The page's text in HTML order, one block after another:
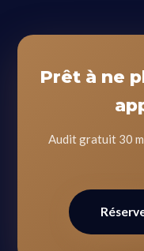
Prêt à ne
Audit gratuit 30